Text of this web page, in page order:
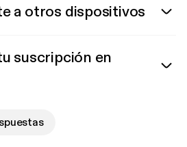
a otros dispositivos
suscripción en